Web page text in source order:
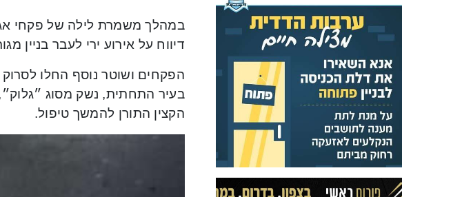
במהלך משמרת לילה של פקחי
דיווח על אירוע ירי לעבר בניין
הפקחים ושוטר נוסף החלו לסרוק
הקצין התורן להמשך טיפול.